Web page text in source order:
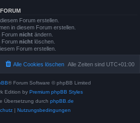
Forum erstellen.
in diesem Forum erstellen.
Forum nicht ändern.
Forum nicht löschen.
Forum erstellen.
Alle Zeiten sind UTC+01:00
Alle Cookies löschen
® Forum Software © phpBB Limited
Edition by Premium phpBB Styles
Übersetzung durch phpBB.de
| Nutzungsbedingungen